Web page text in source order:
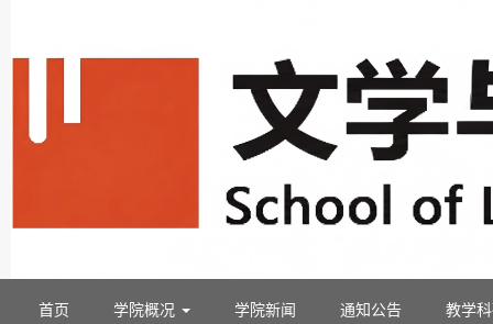
首页 学院概况 学院新闻 通知公告 教学